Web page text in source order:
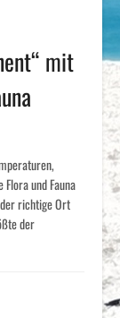
mit
und Fauna
richtige Ort
der